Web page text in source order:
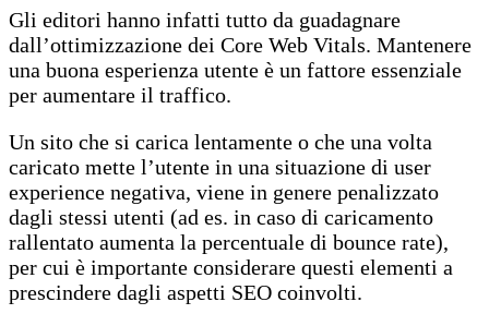
Gli editori hanno infatti tutto da guadagnare
dall’ottimizzazione dei Core Web Vitals. Mantenere
una buona esperienza utente è un fattore essenziale
per aumentare il traffico.
Un sito che si carica lentamente o che una volta
caricato mette l’utente in una situazione di user
experience negativa, viene in genere penalizzato
dagli stessi utenti (ad es. in caso di caricamento
rallentato aumenta la percentuale di bounce rate),
per cui è importante considerare questi elementi a
prescindere dagli aspetti SEO coinvolti.